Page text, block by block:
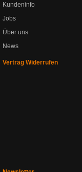
Kundeninfo
Jobs
Über uns
News
Vertrag Widerrufen